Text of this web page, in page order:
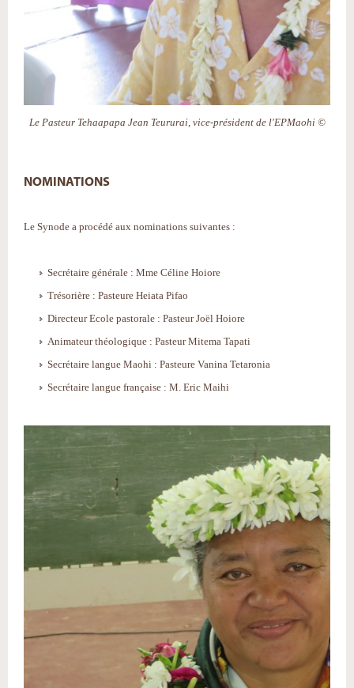
Le Pasteur Tehaapapa Jean Teururai, vice-président de l'EPMaohi ©
NOMINATIONS
Le Synode a procédé aux nominations suivantes :
Secrétaire générale : Mme Céline Hoiore
Trésorière : Pasteure Heiata Pifao
Directeur Ecole pastorale : Pasteur Joël Hoiore
Animateur théologique : Pasteur Mitema Tapati
Secrétaire langue Maohi : Pasteure Vanina Tetaronia
Secrétaire langue française : M. Eric Maihi